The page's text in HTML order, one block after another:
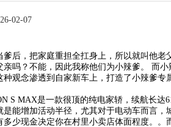
02-07
爹后，把家庭重担全扛身上，所以就叫他
亲吗？不能，因此我称他们为小辣爹。 而
种观念渗透到自家新车上，打造了小辣爹
S MAX是一款很顶的纯电家轿，续航长达
是能增加活动半径，尤其对于电动车而言
多少现金决定你在村里小卖店体面程度。